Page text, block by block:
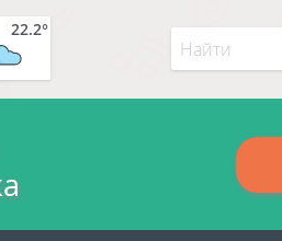
22.2°